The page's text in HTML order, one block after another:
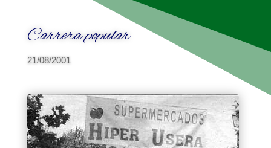
Carrera popular
21/08/2001